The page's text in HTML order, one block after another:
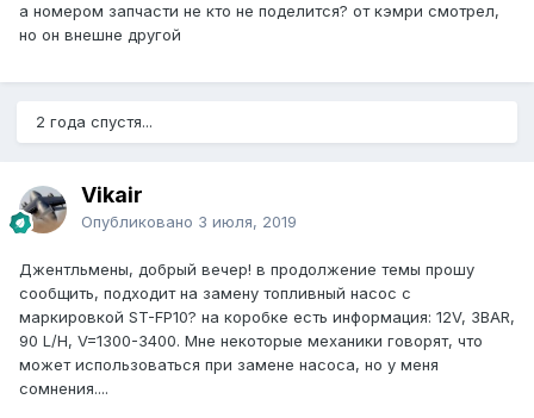
а номером запчасти не кто не поделится? от кэмри смотрел,
но он внешне другой
2 года спустя...
Vikair
Опубликовано 3 июля, 2019
Джентльмены, добрый вечер! в продолжение темы прошу
сообщить, подходит на замену топливный насос с
маркировкой ST-FP10? на коробке есть информация: 12V, 3BAR,
90 L/H, V=1300-3400. Мне некоторые механики говорят, что
может использоваться при замене насоса, но у меня
сомнения....